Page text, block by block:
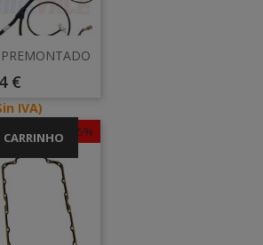
€
IVA)
-25%